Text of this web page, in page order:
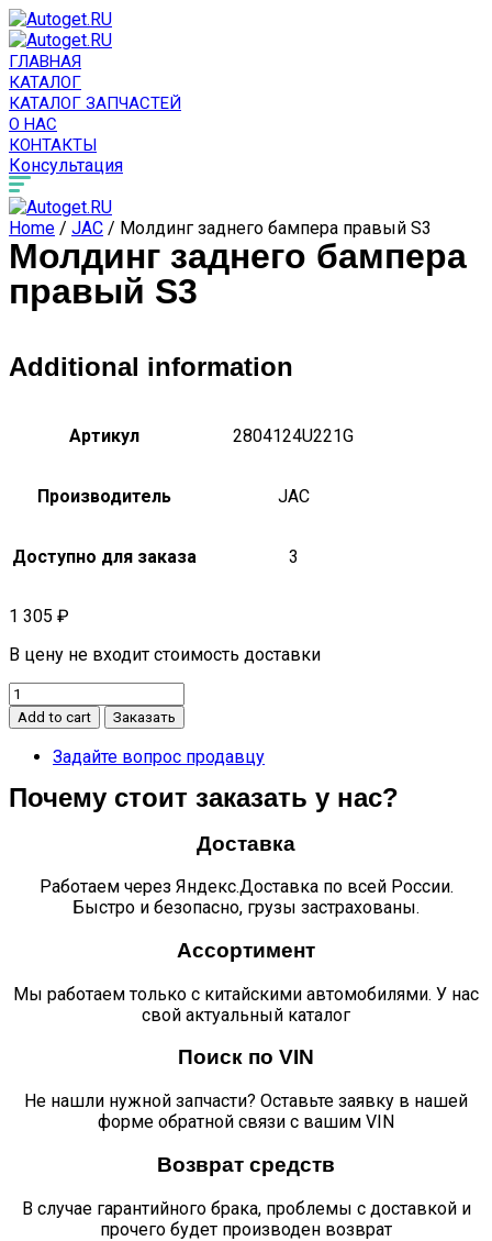
ГЛАВНАЯ
КАТАЛОГ
КАТАЛОГ ЗАПЧАСТЕЙ
О НАС
КОНТАКТЫ
Консультация
Home / JAC / Молдинг заднего бампера правый S3
Молдинг заднего бампера
правый S3
Additional information
Артикул 2804124U221G
Производитель JAC
Доступно для заказа 3
1 305 ₽
В цену не входит стоимость доставки
Молдинг
заднего
бампера
правый
quantity
Add to cart Заказать
Задайте вопрос продавцу
Почему стоит заказать у нас?
Доставка
Работаем через Яндекс.Доставка по всей России.
Быстро и безопасно, грузы застрахованы.
Ассортимент
Мы работаем только с китайскими автомобилями. У нас
свой актуальный каталог
Поиск по VIN
Не нашли нужной запчасти? Оставьте заявку в нашей
форме обратной связи с вашим VIN
Возврат средств
В случае гарантийного брака, проблемы с доставкой и
прочего будет производен возврат